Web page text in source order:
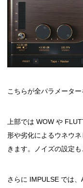
こちらが全パラメータ
上部では WOW や
形や劣化によるウネウ
きます。ノイズの設定も
さらに IMPULSE では